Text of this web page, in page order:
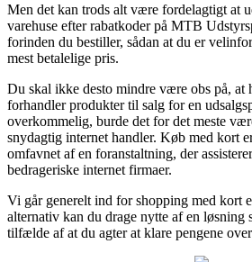
Men det kan trods alt være fordelagtigt at
varehuse efter rabatkoder på MTB
forinden du bestiller, sådan at du er
mest betalelige pris.
Du skal ikke desto mindre være obs på, at
forhandler produkter til salg for en
overkommelig, burde det for det meste
snydagtig internet handler. Køb med kort
omfavnet af en foranstaltning, der
bedrageriske internet firmaer.
Vi går generelt ind for shopping med kort
alternativ kan du drage nytte af en
tilfælde af at du agter at klare pengene